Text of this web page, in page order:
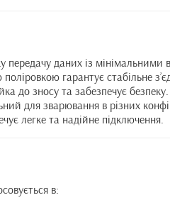
передачу даних із мінімальними
гарантує стабільне
до зносу та забезпечує безпеку.
для зварювання в різних
легке та надійне підключення.
в: